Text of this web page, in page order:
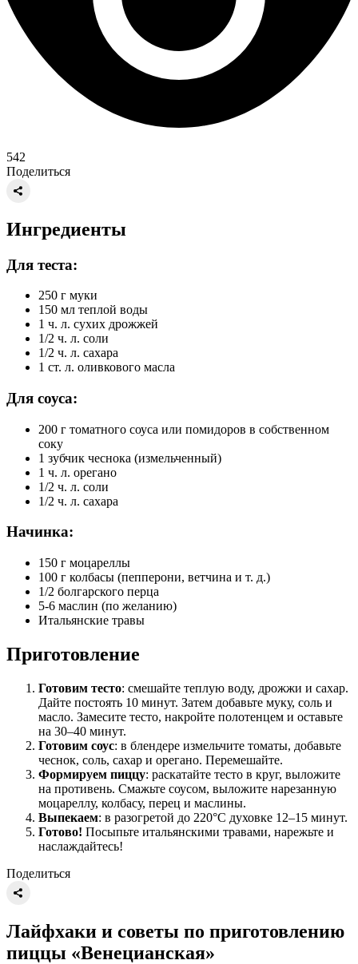
542
Поделиться
Ингредиенты
Для теста:
250 г муки
150 мл теплой воды
1 ч. л. сухих дрожжей
1/2 ч. л. соли
1/2 ч. л. сахара
1 ст. л. оливкового масла
Для соуса:
200 г томатного соуса или помидоров в собственном
соку
1 зубчик чеснока (измельченный)
1 ч. л. орегано
1/2 ч. л. соли
1/2 ч. л. сахара
Начинка:
150 г моцареллы
100 г колбасы (пепперони, ветчина и т. д.)
1/2 болгарского перца
5-6 маслин (по желанию)
Итальянские травы
Приготовление
Готовим тесто: смешайте теплую воду, дрожжи и сахар.
Дайте постоять 10 минут. Затем добавьте муку, соль и
масло. Замесите тесто, накройте полотенцем и оставьте
на 30–40 минут.
Готовим соус: в блендере измельчите томаты, добавьте
чеснок, соль, сахар и орегано. Перемешайте.
Формируем пиццу: раскатайте тесто в круг, выложите
на противень. Смажьте соусом, выложите нарезанную
моцареллу, колбасу, перец и маслины.
Выпекаем: в разогретой до 220°C духовке 12–15 минут.
Готово! Посыпьте итальянскими травами, нарежьте и
наслаждайтесь!
Поделиться
Лайфхаки и советы по приготовлению
пиццы «Венецианская»